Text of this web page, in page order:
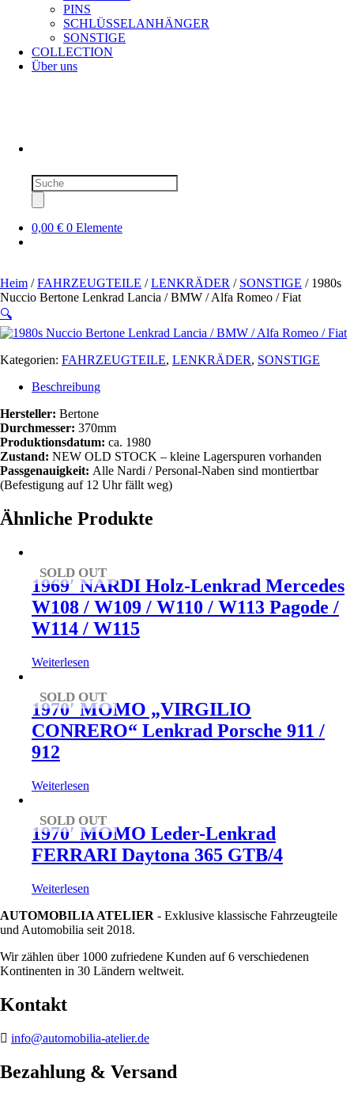
PINS
SCHLÜSSELANHÄNGER
SONSTIGE
COLLECTION
Über uns
Produktsuche
0,00 € 0 Elemente
Heim /FAHRZEUGTEILE /LENKRÄDER / SONSTIGE / 1980s
Nuccio Bertone Lenkrad Lancia / BMW / Alfa Romeo / Fiat
🔍
Kategorien: FAHRZEUGTEILE, LENKRÄDER, SONSTIGE
Beschreibung
Hersteller: Bertone
Durchmesser: 370mm
Produktionsdatum: ca. 1980
Zustand: NEW OLD STOCK – kleine Lagerspuren vorhanden
Passgenauigkeit: Alle Nardi / Personal-Naben sind montiertbar
(Befestigung auf 12 Uhr fällt weg)
Ähnliche Produkte
SOLD OUT
1969′ NARDI Holz-Lenkrad Mercedes
W108 / W109 / W110 / W113 Pagode /
W114 / W115
Weiterlesen
SOLD OUT
1970′ MOMO „VIRGILIO
CONRERO“ Lenkrad Porsche 911 /
912
Weiterlesen
SOLD OUT
1970′ MOMO Leder-Lenkrad
FERRARI Daytona 365 GTB/4
Weiterlesen
AUTOMOBILIA ATELIER - Exklusive klassische Fahrzeugteile
und Automobilia seit 2018.
Wir zählen über 1000 zufriedene Kunden auf 6 verschiedenen
Kontinenten in 30 Ländern weltweit.
Kontakt
info@automobilia-atelier.de
Bezahlung & Versand